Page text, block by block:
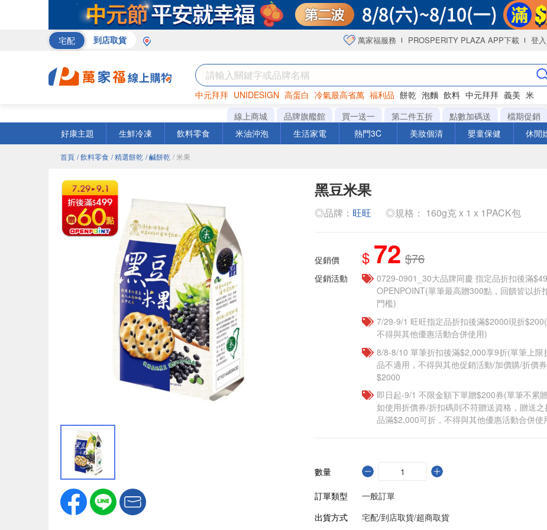
宅配 到店取貨 萬家福服務 PROSPERITY PLAZA APP下載 登入
中元拜拜 UNIDESIGN 高蛋白 冷氣最高省萬 福利品 餅乾 泡麵 飲料 中元拜拜 義美 米
罐頭 咖啡 海苔
線上商城 品牌旗艦館 買一送一 第二件五折 點數加碼送 檔期促銷
好康主題
生鮮冷凍 飲料零食 米油沖泡 生活家電 熱門3C 美妝個清 嬰童保健 休閒
首頁 / 飲料零食 / 精選餅乾 / 鹹餅乾 / 米果
黑豆米果
◎品牌： 旺旺 ◎規格： 160g克 x 1 x 1PACK包
促銷價 $ 72 $76
促銷活動
0729-0901_30大品牌同慶 指定品折扣後滿
OPENPOINT(單筆最高贈300點，回饋皆以折
門檻)
7/29-9/1 旺旺指定品折扣後滿$2000現折$200(
不得與其他優惠活動合併使用)
8/8-8/10 單筆折扣後滿$2,000享9折(單筆上限
品不適用，不得與其他促銷活動/加價購/折價
$2000
即日起-9/1 不限金額下單贈$200券(單筆不累
如使用折價券/折扣碼則不符贈送資格，贈送
品滿$2,000可折，不得與其他優惠活動合併使
數量
訂單類型
一般訂單
出貨方式
宅配/到店取貨/超商取貨